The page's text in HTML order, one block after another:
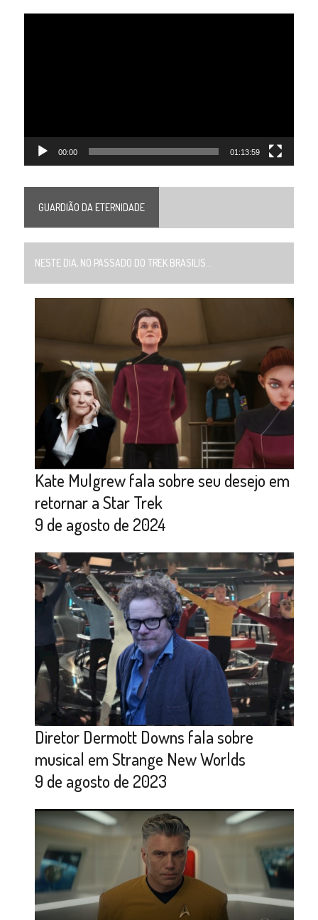
00:00 01:13:59
GUARDIÃO DA ETERNIDADE
NESTE DIA, NO PASSADO DO TREK BRASILIS...
Kate Mulgrew fala sobre seu desejo em
retornar a Star Trek
9 de agosto de 2024
Diretor Dermott Downs fala sobre
musical em Strange New Worlds
9 de agosto de 2023